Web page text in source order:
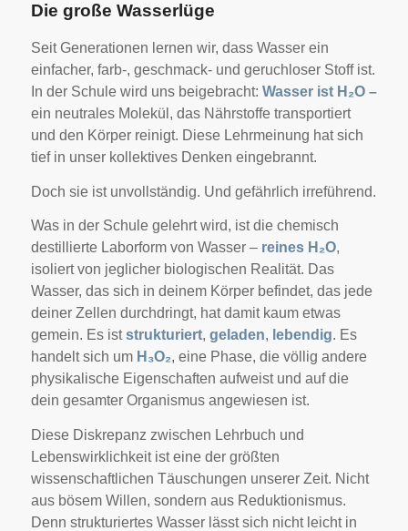
Die große Wasserlüge
Seit Generationen lernen wir, dass Wasser ein
einfacher, farb-, geschmack- und geruchloser Stoff ist.
In der Schule wird uns beigebracht: Wasser ist H₂O –
ein neutrales Molekül, das Nährstoffe transportiert
und den Körper reinigt. Diese Lehrmeinung hat sich
tief in unser kollektives Denken eingebrannt.
Doch sie ist unvollständig. Und gefährlich irreführend.
Was in der Schule gelehrt wird, ist die chemisch
destillierte Laborform von Wasser – reines H₂O,
isoliert von jeglicher biologischen Realität. Das
Wasser, das sich in deinem Körper befindet, das jede
deiner Zellen durchdringt, hat damit kaum etwas
gemein. Es iststrukturiert, geladen, lebendig. Es
handelt sich um H₃O₂, eine Phase, die völlig andere
physikalische Eigenschaften aufweist und auf die
dein gesamter Organismus angewiesen ist.
Diese Diskrepanz zwischen Lehrbuch und
Lebenswirklichkeit ist eine der größten
wissenschaftlichen Täuschungen unserer Zeit. Nicht
aus bösem Willen, sondern aus Reduktionismus.
Denn strukturiertes Wasser lässt sich nicht leicht in